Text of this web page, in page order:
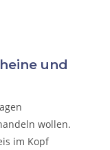
und
wollen.
im Kopf